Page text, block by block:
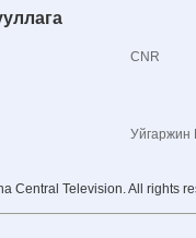
CNR
Уйгаржин
Central Television. All rights